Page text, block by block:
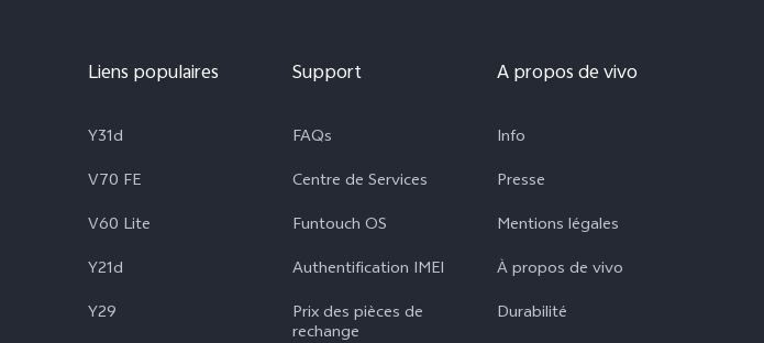
Liens populaires
Y31d
V70 FE
V60 Lite
Y21d
Y29
Support
FAQs
Centre de Services
Funtouch OS
Authentification IMEI
Prix des pièces de
rechange
A propos de vivo
Info
Presse
Mentions légales
À propos de vivo
Durabilité